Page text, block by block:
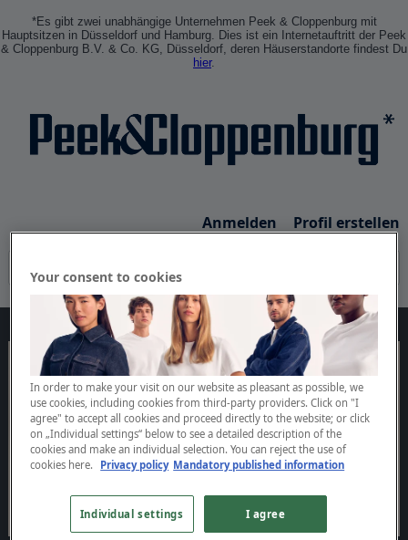
*Es gibt zwei unabhängige Unternehmen Peek & Cloppenburg mit
Hauptsitzen in Düsseldorf und Hamburg. Dies ist ein Internetauftritt der Peek
& Cloppenburg B.V. & Co. KG, Düsseldorf, deren Häuserstandorte findest Du
hier.
Anmelden Profil erstellen
Your consent to cookies
In order to make your visit on our website as pleasant as possible, we
use cookies, including cookies from third-party providers. Click on "I
agree" to accept all cookies and proceed directly to the website; or click
on „Individual settings“ below to see a detailed description of the
cookies and make an individual selection. You can reject the use of
cookies here. Privacy policy Mandatory published information
Individual settings I agree